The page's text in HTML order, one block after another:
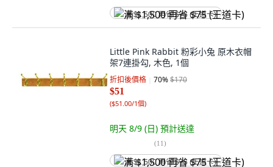
满 $1,500 再省 $75 (王道卡)
Little Pink Rabbit 粉彩小兔 原木衣帽
架7連掛勾, 木色, 1個
折扣後價格 70%$170
$51
($51.00/1個)
明天 8/9 (日) 預計送達
(11)
满 $1,500 再省 $75 (王道卡)